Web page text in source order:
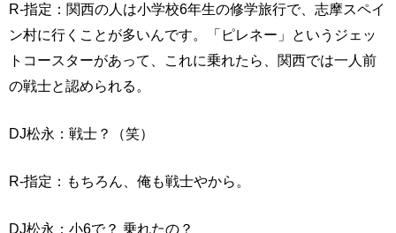
R-指定：関西の人は小学校6年生の修学旅行で、志摩スペイ
ン村に行くことが多いんです。「ピレネー」というジェッ
トコースターがあって、これに乗れたら、関西では一人前
の戦士と認められる。
DJ松永：戦士？（笑）
R-指定：もちろん、俺も戦士やから。
DJ松永：小6で？ 乗れたの？